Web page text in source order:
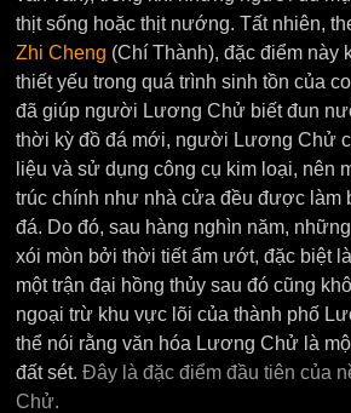
thịt sống hoặc thịt nướng. Tất nhiên,
Zhi Cheng (Chí Thành), đặc điểm này
thiết yếu trong quá trình sinh tồn của
đã giúp người Lương Chử biết đun
thời kỳ đồ đá mới, người Lương Chử
liệu và sử dụng công cụ kim loại, nên
trúc chính như nhà cửa đều được làm
đá. Do đó, sau hàng nghìn năm,
xói mòn bởi thời tiết ẩm ướt, đặc biệt
một trận đại hồng thủy sau đó cũng
ngoại trừ khu vực lõi của thành phố
thể nói rằng văn hóa Lương Chử là
đất sét.Đây là đặc điểm đầu tiên của
Chử.